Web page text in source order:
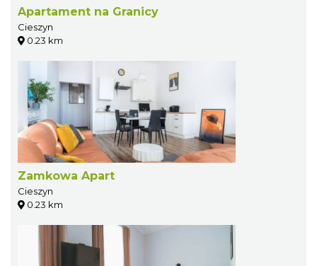
Apartament na Granicy
Cieszyn
0.23 km
Zamkowa Apart
Cieszyn
0.23 km